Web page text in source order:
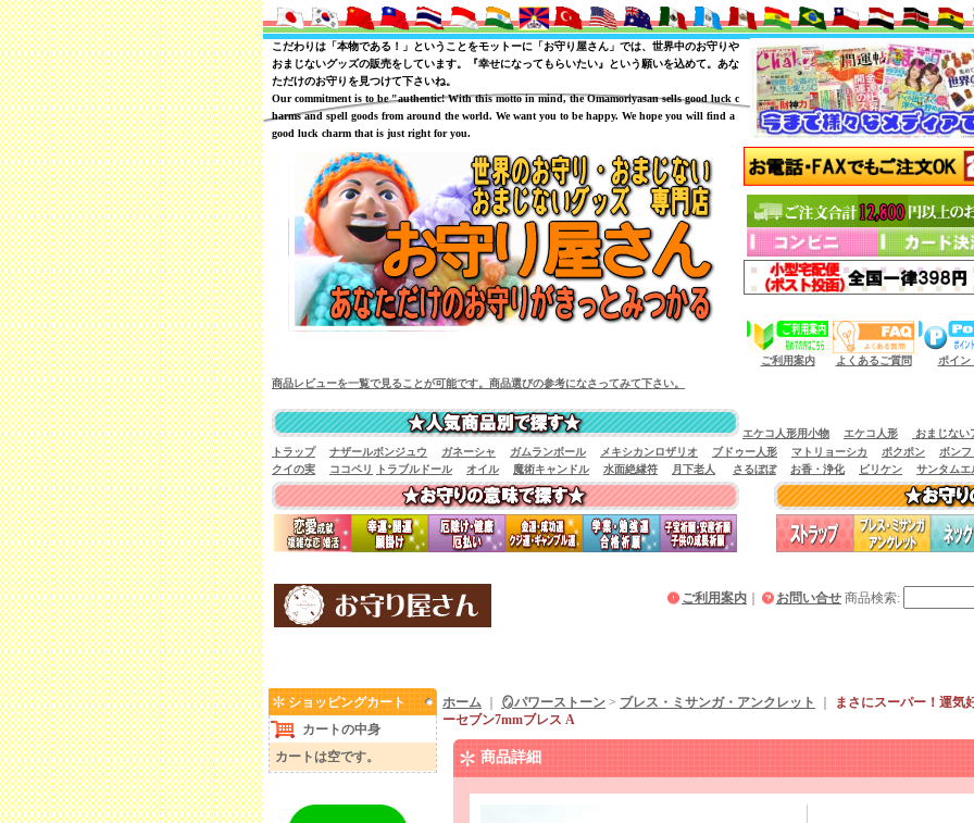
こだわりは「本物である！」ということをモットーに「お守り屋さん」では、世界中のお守りや
おまじないグッズの販売をしています。『幸せになってもらいたい』という願いを込めて。あな
ただけのお守りを見つけて下さいね。
Our commitment is to be "authentic! With this motto in mind, the Omamoriyasan sells good luck c
harms and spell goods from around the world. We want you to be happy. We hope you will find a
good luck charm that is just right for you.
ご利用案内 よくあるご質問
ポイン
商品レビューを一覧で見ることが可能です。商品選びの参考になさってみて下さい。
エケコ人形用小物 エケコ人形
おまじない
トラップ
ナザールボンジュウ ガネーシャ ガムランボール メキシカンロザリオ ブドゥー人形 マトリョーシカ ポクポン
ボン
クイの実
ココペリ トラブルドール オイル 魔術キャンドル 水面絶縁符 月下老人 さるぼぼ お香・浄化 ビリケン サンタムエ
ご利用案内 お問い合せ 商品検索:
ショッピングカート
カートの中身
カートは空です。
ホーム 🪞パワーストーン > ブレス・ミサンガ・アンクレット
まさにスーパー！運
ーセブン7mmブレス A
商品詳細